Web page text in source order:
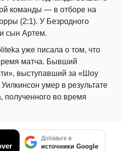
команды — в отборе на
(2:1). У Безродного
сын Артем.
уже писала о том, что
матча. Бывший
выступавший за «Шоу
умер в результате
полученного во время
Добавьте в
источники Google